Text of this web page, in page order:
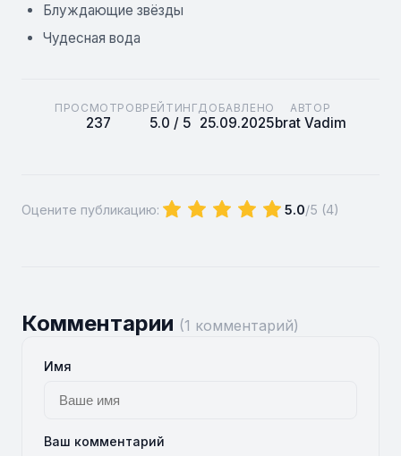
Блуждающие звёзды
Чудесная вода
ПРОСМОТРОВ
237
РЕЙТИНГ
5.0 / 5
ДОБАВЛЕНО
25.09.2025
АВТОР
brat Vadim
Оцените публикацию: 5.0/5 (4)
Комментарии (1 комментарий)
Имя
Ваш комментарий